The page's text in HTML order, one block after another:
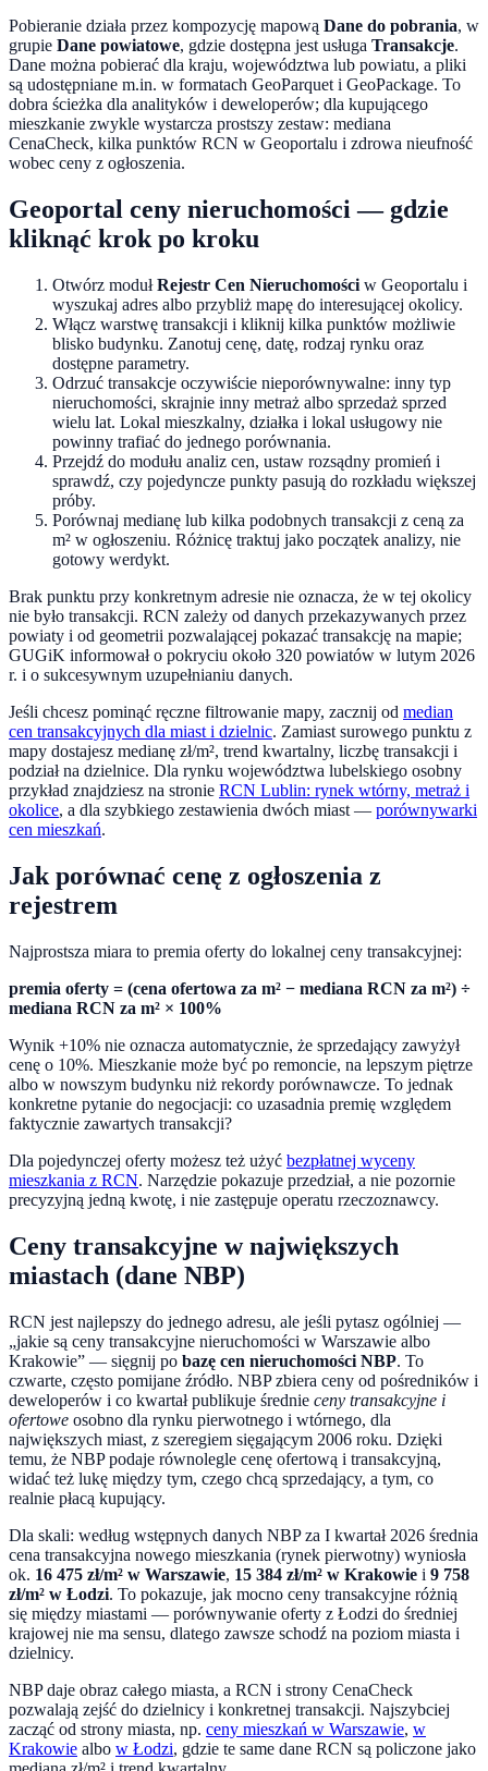
Pobieranie działa przez kompozycję mapową Dane do pobrania, w
grupie Dane powiatowe, gdzie dostępna jest usługa Transakcje.
Dane można pobierać dla kraju, województwa lub powiatu, a pliki
są udostępniane m.in. w formatach GeoParquet i GeoPackage. To
dobra ścieżka dla analityków i deweloperów; dla kupującego
mieszkanie zwykle wystarcza prostszy zestaw: mediana
CenaCheck, kilka punktów RCN w Geoportalu i zdrowa nieufność
wobec ceny z ogłoszenia.
Geoportal ceny nieruchomości — gdzie
kliknąć krok po kroku
Otwórz modułRejestr Cen Nieruchomości w Geoportalu i
wyszukaj adres albo przybliż mapę do interesującej okolicy.
Włącz warstwę transakcji i kliknij kilka punktów możliwie
blisko budynku. Zanotuj cenę, datę, rodzaj rynku oraz
dostępne parametry.
Odrzuć transakcje oczywiście nieporównywalne: inny typ
nieruchomości, skrajnie inny metraż albo sprzedaż sprzed
wielu lat. Lokal mieszkalny, działka i lokal usługowy nie
powinny trafiać do jednego porównania.
Przejdź do modułu analiz cen, ustaw rozsądny promień i
sprawdź, czy pojedyncze punkty pasują do rozkładu większej
próby.
Porównaj medianę lub kilka podobnych transakcji z ceną za
m² w ogłoszeniu. Różnicę traktuj jako początek analizy, nie
gotowy werdykt.
Brak punktu przy konkretnym adresie nie oznacza, że w tej okolicy
nie było transakcji. RCN zależy od danych przekazywanych przez
powiaty i od geometrii pozwalającej pokazać transakcję na mapie;
GUGiK informował o pokryciu około 320 powiatów w lutym 2026
r. i o sukcesywnym uzupełnianiu danych.
Jeśli chcesz pominąć ręczne filtrowanie mapy, zacznij od median
cen transakcyjnych dla miast i dzielnic. Zamiast surowego punktu z
mapy dostajesz medianę zł/m², trend kwartalny, liczbę transakcji i
podział na dzielnice. Dla rynku województwa lubelskiego osobny
przykład znajdziesz na stronie RCN Lublin: rynek wtórny, metraż i
okolice, a dla szybkiego zestawienia dwóch miast — porównywarki
cen mieszkań.
Jak porównać cenę z ogłoszenia z
rejestrem
Najprostsza miara to premia oferty do lokalnej ceny transakcyjnej:
premia oferty = (cena ofertowa za m² − mediana RCN za m²) ÷
mediana RCN za m² × 100%
Wynik +10% nie oznacza automatycznie, że sprzedający zawyżył
cenę o 10%. Mieszkanie może być po remoncie, na lepszym piętrze
albo w nowszym budynku niż rekordy porównawcze. To jednak
konkretne pytanie do negocjacji: co uzasadnia premię względem
faktycznie zawartych transakcji?
Dla pojedynczej oferty możesz też użyć bezpłatnej wyceny
mieszkania z RCN. Narzędzie pokazuje przedział, a nie pozornie
precyzyjną jedną kwotę, i nie zastępuje operatu rzeczoznawcy.
Ceny transakcyjne w największych
miastach (dane NBP)
RCN jest najlepszy do jednego adresu, ale jeśli pytasz ogólniej —
„jakie są ceny transakcyjne nieruchomości w Warszawie albo
Krakowie” — sięgnij po bazę cen nieruchomości NBP. To
czwarte, często pomijane źródło. NBP zbiera ceny od pośredników i
deweloperów i co kwartał publikuje średnie ceny transakcyjne i
ofertowe osobno dla rynku pierwotnego i wtórnego, dla
największych miast, z szeregiem sięgającym 2006 roku. Dzięki
temu, że NBP podaje równolegle cenę ofertową i transakcyjną,
widać też lukę między tym, czego chcą sprzedający, a tym, co
realnie płacą kupujący.
Dla skali: według wstępnych danych NBP za I kwartał 2026 średnia
cena transakcyjna nowego mieszkania (rynek pierwotny) wyniosła
ok. 16 475 zł/m² w Warszawie, 15 384 zł/m² w Krakowie i 9 758
zł/m² w Łodzi. To pokazuje, jak mocno ceny transakcyjne różnią
się między miastami — porównywanie oferty z Łodzi do średniej
krajowej nie ma sensu, dlatego zawsze schodź na poziom miasta i
dzielnicy.
NBP daje obraz całego miasta, a RCN i strony CenaCheck
pozwalają zejść do dzielnicy i konkretnej transakcji. Najszybciej
zacząć od strony miasta, np. ceny mieszkań w Warszawie, w
Krakowie albo w Łodzi, gdzie te same dane RCN są policzone jako